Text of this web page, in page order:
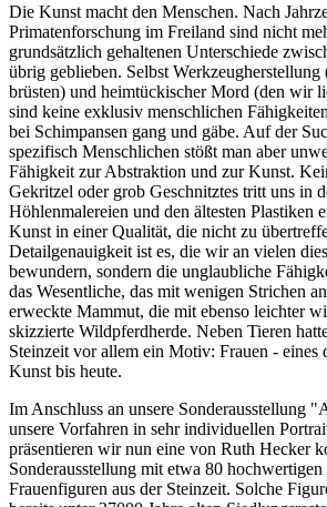
Die Kunst macht den Menschen. Nach
Primatenforschung im Freiland sind nicht
grundsätzlich gehaltenen Unterschiede
übrig geblieben. Selbst
brüsten) und heimtückischer Mord (den wir
sind keine exklusiv menschlichen
bei Schimpansen gang und gäbe. Auf der
spezifisch Menschlichen stößt man aber
Fähigkeit zur Abstraktion und zur Kunst.
Gekritzel oder grob Geschnitztes tritt uns in
Höhlenmalereien und den ältesten Plastiken
Kunst in einer Qualität, die nicht zu
Detailgenauigkeit ist es, die wir an vielen
bewundern, sondern die unglaubliche
das Wesentliche, das mit wenigen Strichen
erweckte Mammut, die mit ebenso leichter
skizzierte Wildpferdherde. Neben Tieren
Steinzeit vor allem ein Motiv: Frauen - eines
Kunst bis heute.
Im Anschluss an unsere Sonderausstellung
unsere Vorfahren in sehr individuellen
präsentieren wir nun eine von Ruth Hecker
Sonderausstellung mit etwa 80
Frauenfiguren aus der Steinzeit. Solche